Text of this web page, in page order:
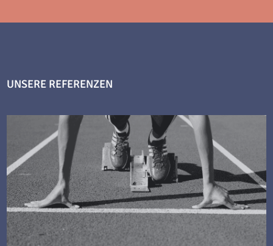
UNSERE REFERENZEN